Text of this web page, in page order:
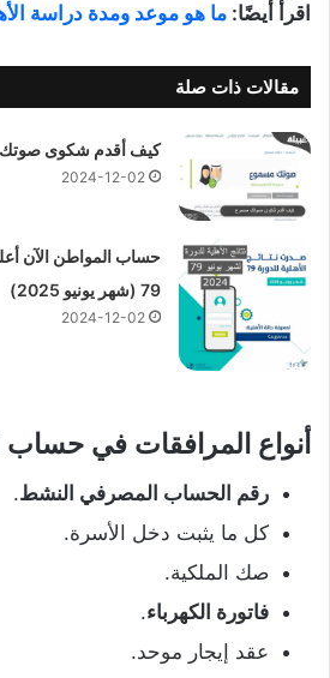
اقرأ أيضًا: ما هو موعد ومدة دراسة
مقالات ذات صلة
كيف أقدم شكوى
2024-12-02
حساب المواطن الآن
79 (شهر يونيو 2025)
2024-12-02
أنواع المرافقات في حساب
رقم الحساب المصرفي النشط.
كل ما يثبت دخل الأسرة.
صك الملكية.
فاتورة الكهرباء.
عقد إيجار موحد.